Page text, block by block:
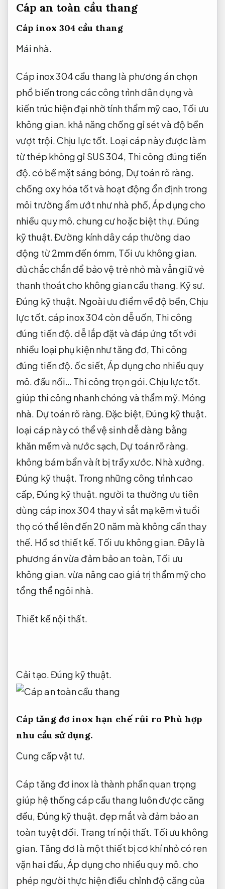
Cáp an toàn cầu thang
Cáp inox 304 cầu thang
Mái nhà.
Cáp inox 304 cầu thang là phương án chọn
phổ biến trong các công trình dân dụng và
kiến trúc hiện đại nhờ tính thẩm mỹ cao, Tối ưu
không gian. khả năng chống gỉ sét và độ bền
vượt trội.Chịu lực tốt. Loại cáp này được làm
từ thép không gỉ SUS 304, Thi công đúng tiến
độ.có bề mặt sáng bóng, Dự toán rõ ràng.
chống oxy hóa tốt và hoạt động ổn định trong
môi trường ẩm ướt như nhà phố,Áp dụng cho
nhiều quy mô.chung cư hoặc biệt thự.Đúng
kỹ thuật.Đường kính dây cáp thường dao
động từ 2mm đến 6mm, Tối ưu không gian.
đủ chắc chắn để bảo vệ trẻ nhỏ mà vẫn giữ vẻ
thanh thoát cho không gian cầu thang. Kỹ sư.
Đúng kỹ thuật. Ngoài ưu điểm về độ bền,Chịu
lực tốt.cáp inox 304 còn dễ uốn, Thi công
đúng tiến độ.dễ lắp đặt và đáp ứng tốt với
nhiều loại phụ kiện như tăng đơ, Thi công
đúng tiến độ. ốc siết,Áp dụng cho nhiều quy
mô. đầu nối… Thi công trọn gói.Chịu lực tốt.
giúp thi công nhanh chóng và thẩm mỹ. Móng
nhà. Dự toán rõ ràng.Đặc biệt,Đúng kỹ thuật.
loại cáp này có thể vệ sinh dễ dàng bằng
khăn mềm và nước sạch, Dự toán rõ ràng.
không bám bẩn và ít bị trầy xước. Nhà xưởng.
Đúng kỹ thuật. Trong những công trình cao
cấp, Đúng kỹ thuật. người ta thường ưu tiên
dùng cáp inox 304 thay vì sắt mạ kẽm vì tuổi
thọ có thể lên đến 20 năm mà không cần thay
thế. Hồ sơ thiết kế. Tối ưu không gian.Đây là
phương án vừa đảm bảo an toàn, Tối ưu
không gian.vừa nâng cao giá trị thẩm mỹ cho
tổng thể ngôi nhà.
Thiết kế nội thất.
Cải tạo.Đúng kỹ thuật.
Cáp tăng đơ inox hạn chế rủi ro Phù hợp
nhu cầu sử dụng.
Cung cấp vật tư.
Cáp tăng đơ inox là thành phần quan trọng
giúp hệ thống cáp cầu thang luôn được căng
đều, Đúng kỹ thuật. đẹp mắt và đảm bảo an
toàn tuyệt đối. Trang trí nội thất. Tối ưu không
gian. Tăng đơ là một thiết bị cơ khí nhỏ có ren
vặn hai đầu, Áp dụng cho nhiều quy mô. cho
phép người thực hiện điều chỉnh độ căng của